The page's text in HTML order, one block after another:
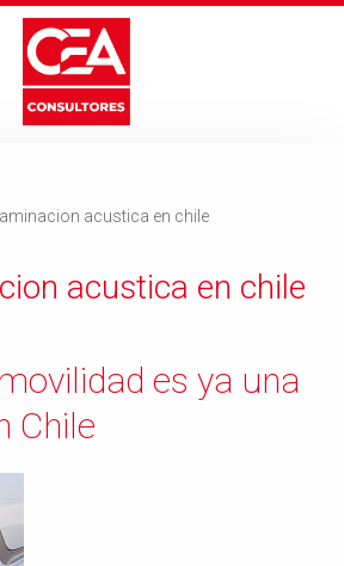
acustica en chile
acustica en chile
es ya una
Chile